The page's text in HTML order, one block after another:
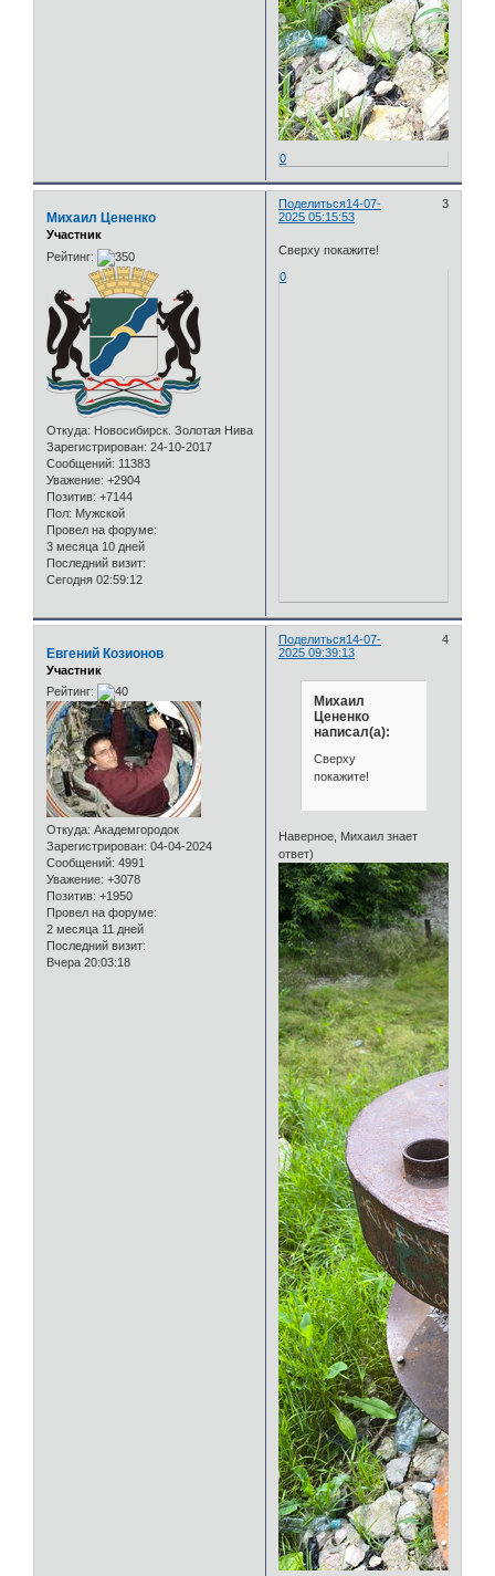
0
Поделиться 3
14-07-
2025 05:15:53
Михаил Цененко
Участник
Рейтинг:
Откуда: Новосибирск. Золотая Нива
Зарегистрирован: 24-10-2017
Сообщений: 11383
Уважение: +2904
Позитив: +7144
Пол: Мужской
Провел на форуме:
3 месяца 10 дней
Последний визит:
Сегодня 02:59:12
Сверху покажите!
0
Поделиться 4
14-07-
2025 09:39:13
Евгений Козионов
Участник
Рейтинг:
Откуда: Академгородок
Зарегистрирован: 04-04-2024
Сообщений: 4991
Уважение: +3078
Позитив: +1950
Провел на форуме:
2 месяца 11 дней
Последний визит:
Вчера 20:03:18
Михаил
Цененко
написал(а):
Сверху
покажите!
Наверное, Михаил знает
ответ)